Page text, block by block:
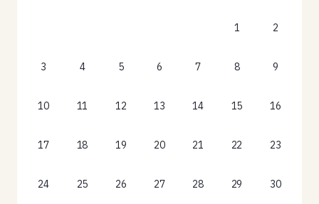
1 2
3 4 5 6 7 8 9
10 11 12 13 14 15 16
17 18 19 20 21 22 23
24 25 26 27 28 29 30